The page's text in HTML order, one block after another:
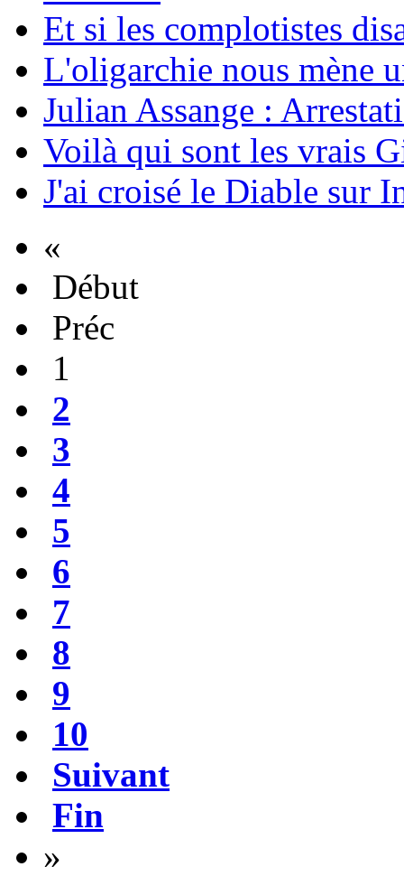
Et si les complotistes
L'oligarchie nous mène
Julian Assange :
Voilà qui sont les vrais
J'ai croisé le Diable sur
«
Début
Préc
1
2
3
4
5
6
7
8
9
10
Suivant
Fin
»